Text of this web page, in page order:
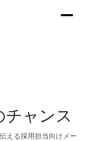
チャンス
える採用担当向けメー